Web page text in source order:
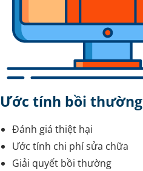
Ước tính bồi thường
Đánh giá thiệt hại
Ước tính chi phí sửa chữa
Giải quyết bồi thường